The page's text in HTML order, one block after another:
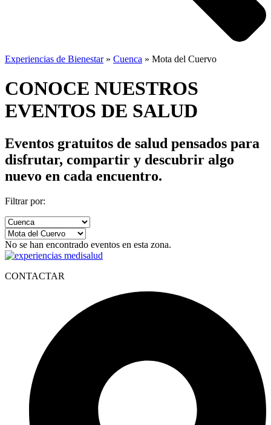
Experiencias de Bienestar» Cuenca » Mota del Cuervo
CONOCE NUESTROS
EVENTOS DE SALUD
Eventos gratuitos de salud pensados para
disfrutar, compartir y descubrir algo
nuevo en cada encuentro.
Filtrar por:
No se han encontrado eventos en esta zona.
CONTACTAR